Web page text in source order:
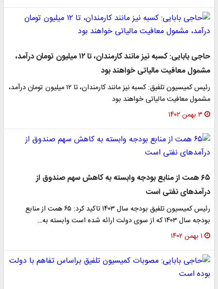
حاجی بابایی: کسبه نیز مانند کارمندان، تا ۱۲ میلیون تومان درآمد،
مشمول معافیت مالیاتی خواهند بود
رئیس کمیسیون تلفیق: کسبه نیز مانند کارمندان، تا ۱۲ میلیون تومان درآمد،
مشمول معافیت مالیاتی خواهند بود
۳ بهمن ۱۴۰۲
۶۵ همت از منابع بودجه وابسته به کاهش سهم صندوق از
درآمدهای نفتی است
رئیس کمیسیون تلفیق بودجه سال ۱۴۰۳ تاکید کرد: ۶۵ همت از منابع
بودجه سال ۱۴۰۳ که از سوی دولت ارائه شده است وابسته به…
۱ بهمن ۱۴۰۲